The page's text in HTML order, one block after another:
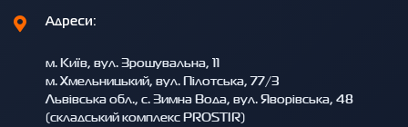
Адреси:
м. Київ, вул. Зрошувальна, 11
м. Хмельницький, вул. Пілотська, 77/3
Львівська обл., с. Зимна Вода, вул. Яворівська, 48
(складський комплекс PROSTIR)